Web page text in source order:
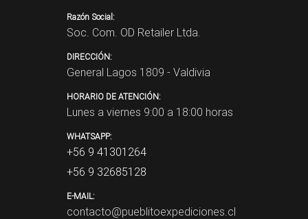
Razón Social:
Soc. Com. OD Retailer Ltda.
DIRECCIÓN:
General Lagos 1809 - Valdivia
HORARIO DE ATENCIÓN:
Lunes a viernes 9:00 a 18:00 horas
WHATSAPP:
+56 9 41301264
+56 9 32685128
E-MAIL:
contacto@pueblitoexpediciones.cl